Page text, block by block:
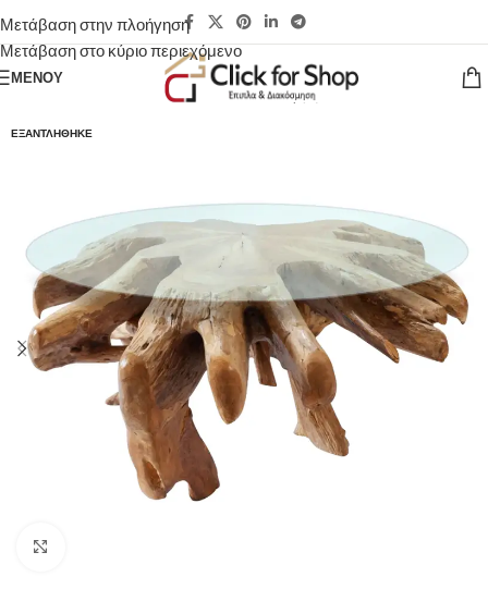
Μετάβαση στην πλοήγηση
Μετάβαση στο κύριο περιεχόμενο
ΜΕΝΟΎ
ΕΞΑΝΤΛΉΘΗΚΕ